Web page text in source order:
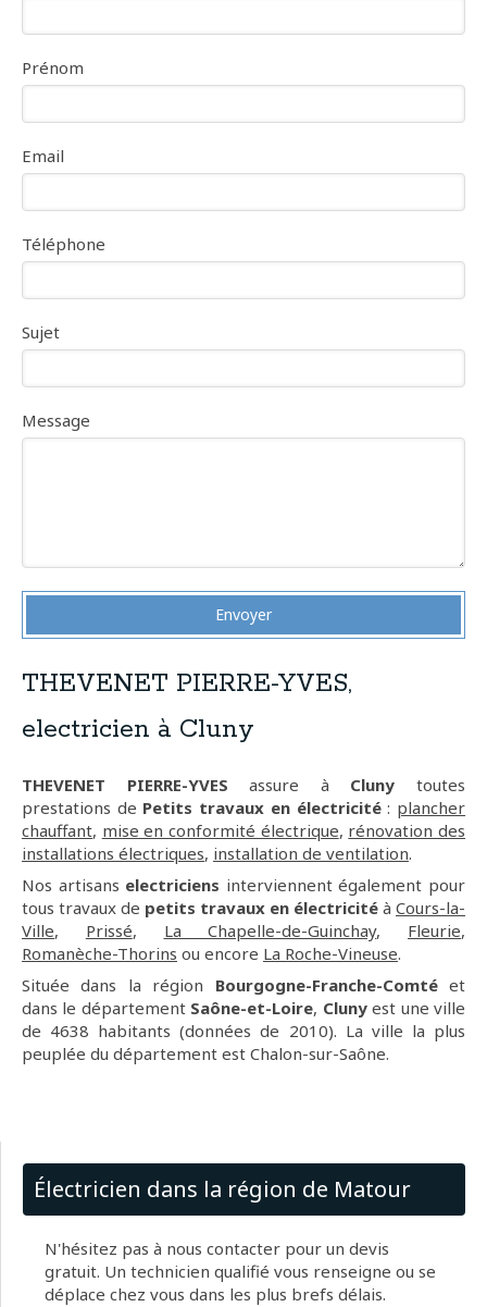
Prénom
Email
Téléphone
Sujet
Message
Envoyer
THEVENET PIERRE-YVES,
electricien à Cluny
THEVENET PIERRE-YVES assure à Cluny toutes
prestations de Petits travaux en électricité: plancher
chauffant, mise en conformité électrique, rénovation des
installations électriques, installation de ventilation.
Nos artisans electriciens interviennent également pour
tous travaux de petits travaux en électricité à Cours-la-
Ville, Prissé, La Chapelle-de-Guinchay, Fleurie,
Romanèche-Thorins ou encore La Roche-Vineuse.
Située dans la région Bourgogne-Franche-Comtéet
dans le département Saône-et-Loire, Clunyest une ville
de 4638 habitants (données de 2010). La ville la plus
peuplée du département est Chalon-sur-Saône.
Électricien dans la région de Matour
N'hésitez pas à nous contacter pour un devis
gratuit. Un technicien qualifié vous renseigne ou se
déplace chez vous dans les plus brefs délais.